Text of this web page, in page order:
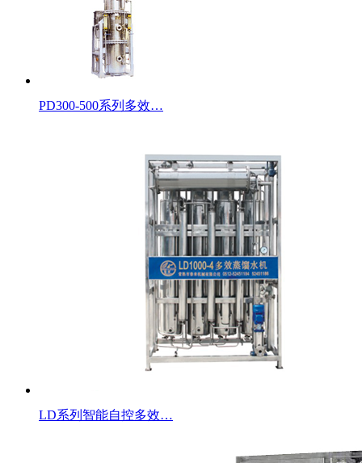
PD300-500系列多效…
LD系列智能自控多效…